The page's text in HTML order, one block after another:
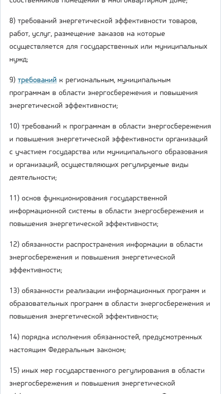
8) требований энергетической эффективности товаров,
работ, услуг, размещение заказов на которые
осуществляется для государственных или муниципальных
нужд;
9) требований к региональным, муниципальным
программам в области энергосбережения и повышения
энергетической эффективности;
10) требований к программам в области энергосбережения
и повышения энергетической эффективности организаций
с участием государства или муниципального образования
и организаций, осуществляющих регулируемые виды
деятельности;
11) основ функционирования государственной
информационной системы в области энергосбережения и
повышения энергетической эффективности;
12) обязанности распространения информации в области
энергосбережения и повышения энергетической
эффективности;
13) обязанности реализации информационных программ и
образовательных программ в области энергосбережения и
повышения энергетической эффективности;
14) порядка исполнения обязанностей, предусмотренных
настоящим Федеральным законом;
15) иных мер государственного регулирования в области
энергосбережения и повышения энергетической